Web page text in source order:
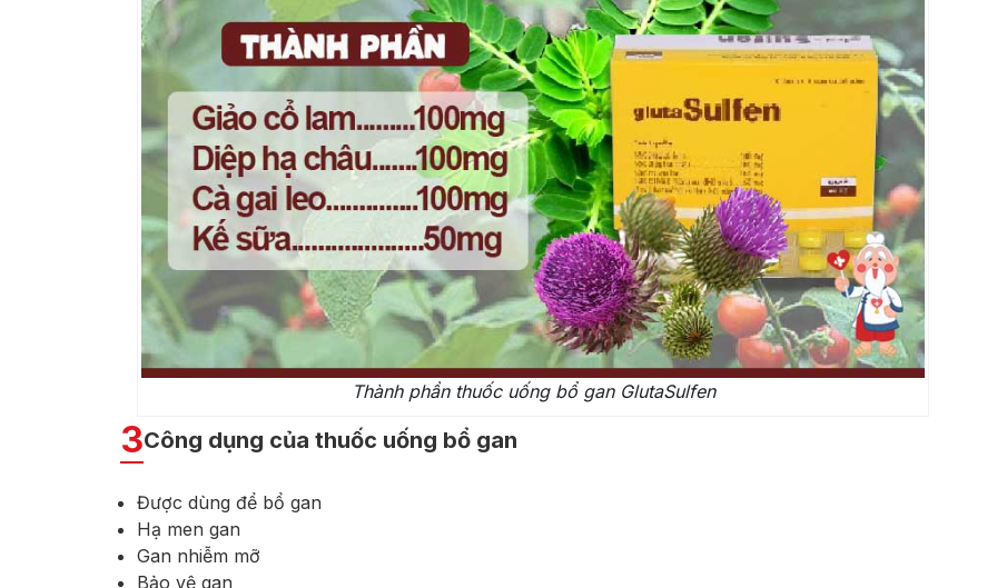
Thành phần thuốc uống bổ gan GlutaSulfen
3Công dụng của thuốc uống bổ gan
Được dùng để bổ gan
Hạ men gan
Gan nhiễm mỡ
Bảo vệ gan